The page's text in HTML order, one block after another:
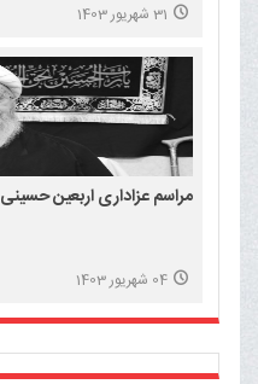
31 شهریور 1403
مراسم عزاداری اربعین حسینی
04 شهریور 1403